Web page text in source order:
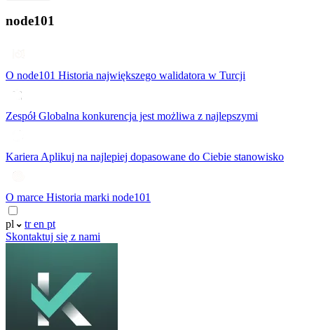
node101
O node101 Historia największego walidatora w Turcji
ZespółGlobalna konkurencja jest możliwa z najlepszymi
Kariera Aplikuj na najlepiej dopasowane do Ciebie stanowisko
O marce Historia marki node101
pl tren pt
Skontaktuj się z nami